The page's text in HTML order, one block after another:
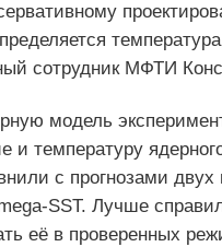
сотрудник МФТИ
модель
и температуру
с прогнозами
SST. Лучше
её в проверенных